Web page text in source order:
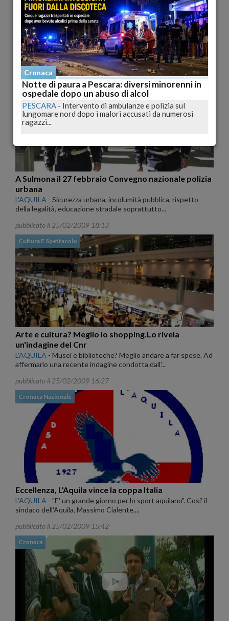
Cosa prevede la legge antifannulloni di Brunetta
L'AQUILA-E' diventato legge il provvedimento antifannulloni
del ministro della Pubblica amministrazione...
pubblicato il 25/02/2009 21:53
Cronaca
A Sulmona il 27 febbraio Convegno nazionale polizia
urbana
L'AQUILA - Sicurezza urbana, incolumità pubblica, rispetto
della legalità, educazione stradale soprattutto...
pubblicato il 25/02/2009 18:13
Cultura E Spettacolo
Arte e cultura? Meglio lo shopping.Lo rivela
un'indagine del Cnr
L'AQUILA - Musei e biblioteche? Meglio andare a far spese. Ad
affermarlo una recente indagine condotta dall'...
pubblicato il 25/02/2009 16:27
Cronaca Nazionale
Eccellenza, L'Aquila vince la coppa Italia
L'AQUILA - "E' un grande giorno per lo sport aquilano". Cosi' il
sindaco dell'Aquila, Massimo Cialente,...
pubblicato il 25/02/2009 15:42
Cronaca
Cronaca
Notte di paura a Pescara: diversi minorenni in
ospedale dopo un abuso di alcol
PESCARA - Intervento di ambulanze e polizia sul
lungomare nord dopo i malori accusati da numerosi
ragazzi...